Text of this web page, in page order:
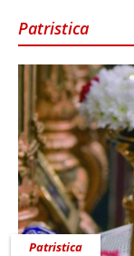
Patristica
Patristica